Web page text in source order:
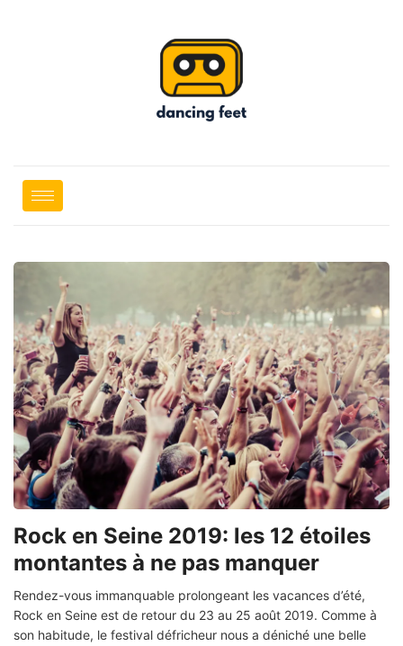
Rock en Seine 2019: les 12 étoiles
montantes à ne pas manquer
Rendez-vous immanquable prolongeant les vacances d’été,
Rock en Seine est de retour du 23 au 25 août 2019. Comme à
son habitude, le festival défricheur nous a déniché une belle